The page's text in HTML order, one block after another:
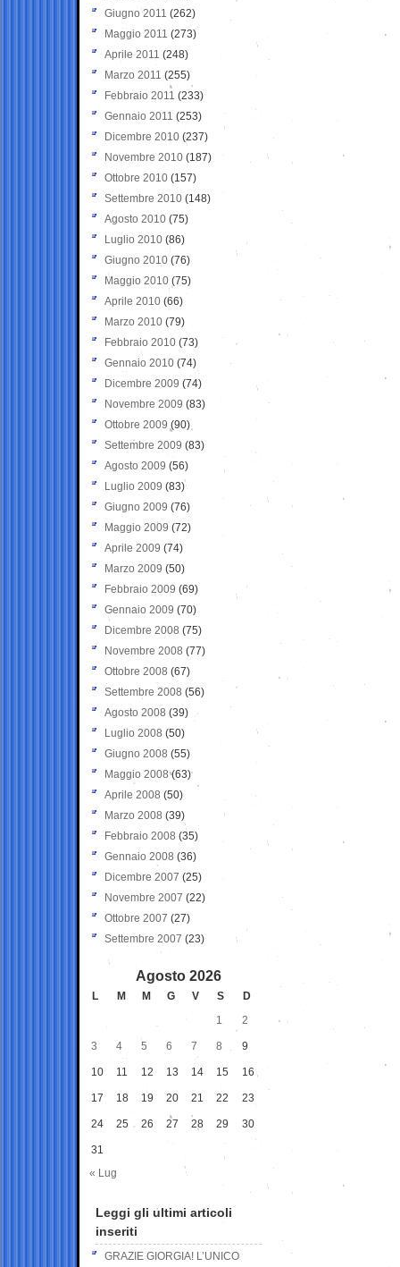
Giugno 2011 (262)
Maggio 2011 (273)
Aprile 2011 (248)
Marzo 2011 (255)
Febbraio 2011 (233)
Gennaio 2011 (253)
Dicembre 2010 (237)
Novembre 2010 (187)
Ottobre 2010 (157)
Settembre 2010 (148)
Agosto 2010 (75)
Luglio 2010 (86)
Giugno 2010 (76)
Maggio 2010 (75)
Aprile 2010 (66)
Marzo 2010 (79)
Febbraio 2010 (73)
Gennaio 2010 (74)
Dicembre 2009 (74)
Novembre 2009 (83)
Ottobre 2009 (90)
Settembre 2009 (83)
Agosto 2009 (56)
Luglio 2009 (83)
Giugno 2009 (76)
Maggio 2009 (72)
Aprile 2009 (74)
Marzo 2009 (50)
Febbraio 2009 (69)
Gennaio 2009 (70)
Dicembre 2008 (75)
Novembre 2008 (77)
Ottobre 2008 (67)
Settembre 2008 (56)
Agosto 2008 (39)
Luglio 2008 (50)
Giugno 2008 (55)
Maggio 2008(63)
Aprile 2008 (50)
Marzo 2008 (39)
Febbraio 2008 (35)
Gennaio 2008 (36)
Dicembre 2007 (25)
Novembre 2007 (22)
Ottobre 2007 (27)
Settembre 2007 (23)
Agosto 2026
L M M G V S
D
1
2
3 4 5 6 7 8 9
10 11 12 13 14 15 16
17 18 19 20 21 22 23
24 25 26 27 28 29 30
31
« Lug
Leggi gli ultimi articoli
inseriti
GRAZIE GIORGIA! L’UNICO